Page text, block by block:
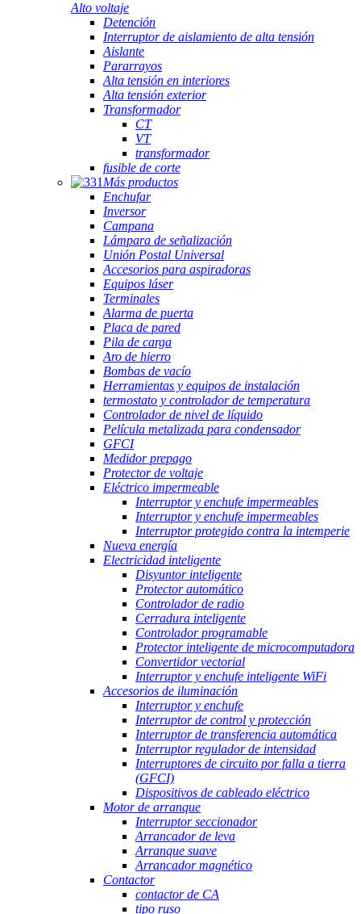
Alto voltaje
Detención
Interruptor de aislamiento de alta tensión
Aislante
Pararrayos
Alta tensión en interiores
Alta tensión exterior
Transformador
CT
VT
transformador
fusible de corte
Más productos
Enchufar
Inversor
Campana
Lámpara de señalización
Unión Postal Universal
Accesorios para aspiradoras
Equipos láser
Terminales
Alarma de puerta
Placa de pared
Pila de carga
Aro de hierro
Bombas de vacío
Herramientas y equipos de instalación
termostato y controlador de temperatura
Controlador de nivel de líquido
Película metalizada para condensador
GFCI
Medidor prepago
Protector de voltaje
Eléctrico impermeable
Interruptor y enchufe impermeables
Interruptor y enchufe impermeables
Interruptor protegido contra la intemperie
Nueva energía
Electricidad inteligente
Disyuntor inteligente
Protector automático
Controlador de radio
Cerradura inteligente
Controlador programable
Protector inteligente de microcomputadora
Convertidor vectorial
Interruptor y enchufe inteligente WiFi
Accesorios de iluminación
Interruptor y enchufe
Interruptor de control y protección
Interruptor de transferencia automática
Interruptor regulador de intensidad
Interruptores de circuito por falla a tierra
(GFCI)
Dispositivos de cableado eléctrico
Motor de arranque
Interruptor seccionador
Arrancador de leva
Arranque suave
Arrancador magnético
Contactor
contactor de CA
tipo ruso